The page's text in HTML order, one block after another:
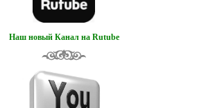
Наш новый Канал на Rutube